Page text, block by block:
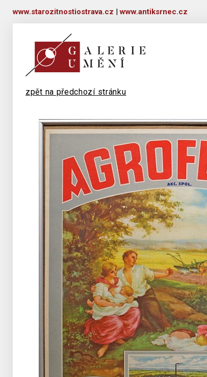
www.starozitnostiostrava.cz |www.antiksrnec.cz
zpět na předchozí stránku